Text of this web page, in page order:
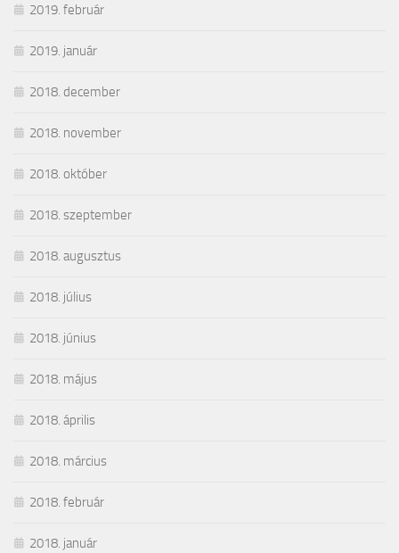
2019. február
2019. január
2018. december
2018. november
2018. október
2018. szeptember
2018. augusztus
2018. július
2018. június
2018. május
2018. április
2018. március
2018. február
2018. január